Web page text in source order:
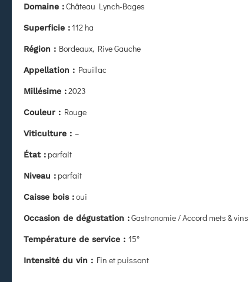
Domaine :Château Lynch-Bages
Superficie :112 ha
Région : Bordeaux, Rive Gauche
Appellation : Pauillac
Millésime :2023
Couleur : Rouge
Viticulture : –
État: parfait
Niveau : parfait
Caisse bois :oui
Occasion de dégustation :Gastronomie / Accord mets & vins
Température de service : 15°
Intensité du vin : Fin et puissant